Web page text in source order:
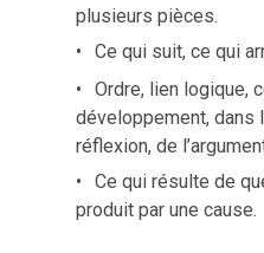
plusieurs pièces.
Ce qui suit, ce qui
Ordre, lien logique,
développement, dans
réflexion, de
Ce qui résulte de
produit par une cause.